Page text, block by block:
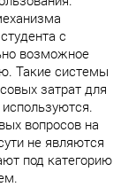
с
возможное
Такие системы
затрат для
вопросов на
не являются
под категорию